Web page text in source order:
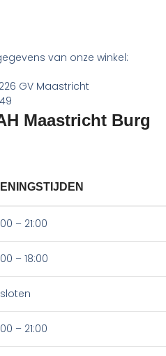
van onze winkel:
GV Maastricht
Maastricht Burg
– 21:00
– 18:00
– 21:00